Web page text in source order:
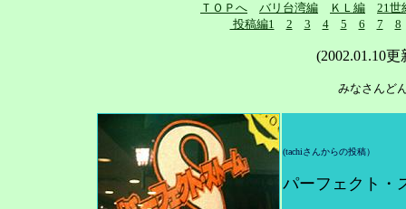
ＴＯＰへ バリ台湾編 ＫＬ編
21世
投稿編1
2 3 4 5 6 7 8
(2002.01.10
みなさんど
(tachiさんからの投稿）
パーフェクト